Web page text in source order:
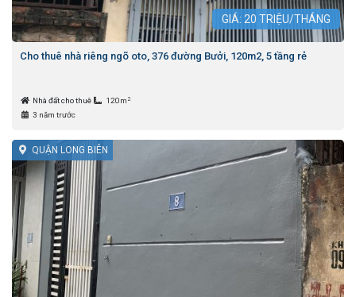
GIÁ: 20 TRIỆU/THÁNG
Cho thuê nhà riêng ngõ oto, 376 đường Bưởi, 120m2, 5 tầng rẻ
Nhà đất cho thuê 120m 2
3 năm trước
QUẬN LONG BIÊN